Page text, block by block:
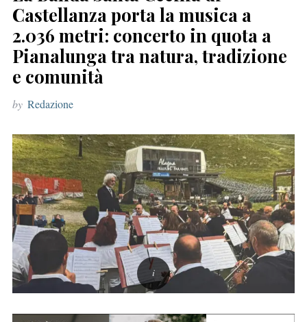
h
f
o
r
:
Castellanza porta la musica a
2.036 metri: concerto in quota a
Pianalunga tra natura, tradizione
e comunità
by Redazione